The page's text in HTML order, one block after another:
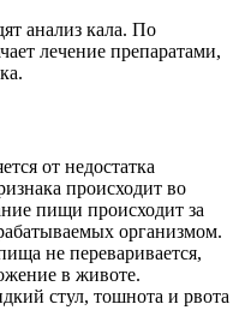
анализ кала. По
лечение препаратами,
от недостатка
происходит во
пищи происходит за
организмом.
не переваривается,
в животе.
стул, тошнота и рвота